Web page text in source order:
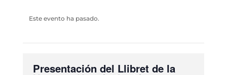
Este evento ha pasado.
Presentación del Llibret de la